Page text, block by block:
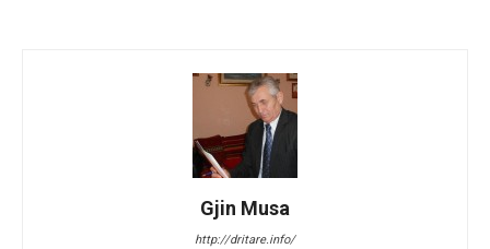
Gjin Musa
http://dritare.info/